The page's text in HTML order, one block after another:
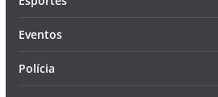
Eventos
Polícia